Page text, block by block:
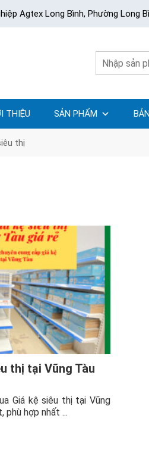
Agtex Long Bình, Phường Long
THIỆU SẢN PHẨM
thị
thị tại Vũng Tàu
Giá kệ siêu thị tại Vũng
phù hợp nhất ...